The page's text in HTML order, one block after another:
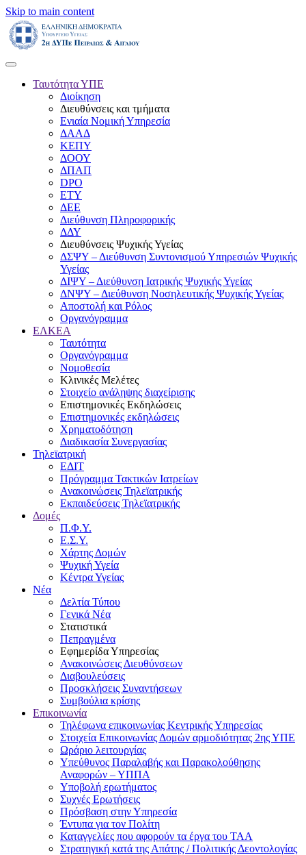
Skip to main content
Ταυτότητα ΥΠΕ
Διοίκηση
Διευθύνσεις και τμήματα
Ενιαία Νομική Υπηρεσία
ΔΑΑΔ
ΚΕΠΥ
ΔΟΟΥ
ΔΠΑΠ
DPO
ΕΤΥ
ΔΕΕ
Διεύθυνση Πληροφορικής
ΔΔΥ
Διευθύνσεις Ψυχικής Υγείας
ΔΣΨΥ – Διεύθυνση Συντονισμού Υπηρεσιών Ψυχικής
Υγείας
ΔΙΨΥ – Διεύθυνση Ιατρικής Ψυχικής Υγείας
ΔΝΨΥ – Διεύθυνση Νοσηλευτικής Ψυχικής Υγείας
Αποστολή και Ρόλος
Οργανόγραμμα
ΕΛΚΕΑ
Ταυτότητα
Οργανόγραμμα
Νομοθεσία
Κλινικές Μελέτες
Στοιχείο ανάληψης διαχείρισης
Επιστημονικές Εκδηλώσεις
Επιστημονικές εκδηλώσεις
Χρηματοδότηση
Διαδικασία Συνεργασίας
Τηλεϊατρική
ΕΔΙΤ
Πρόγραμμα Τακτικών Ιατρείων
Ανακοινώσεις Τηλεϊατρικής
Εκπαιδεύσεις Τηλεϊατρικής
Δομές
Π.Φ.Υ.
Ε.Σ.Υ.
Χάρτης Δομών
Ψυχική Υγεία
Κέντρα Υγείας
Νέα
Δελτία Τύπου
Γενικά Νέα
Στατιστικά
Πεπραγμένα
Εφημερίδα Υπηρεσίας
Ανακοινώσεις Διευθύνσεων
Διαβουλεύσεις
Προσκλήσεις Συναντήσεων
Συμβούλια κρίσης
Επικοινωνία
Τηλέφωνα επικοινωνίας Κεντρικής Υπηρεσίας
Στοιχεία Επικοινωνίας Δομών αρμοδιότητας 2ης ΥΠΕ
Ωράριο λειτουργίας
Υπεύθυνος Παραλαβής και Παρακολούθησης
Αναφορών – ΥΠΠΑ
Υποβολή ερωτήματος
Συχνές Ερωτήσεις
Πρόσβαση στην Υπηρεσία
Έντυπα για τον Πολίτη
Καταγγελίες που αφορούν τα έργα του ΤΑΑ
Στρατηγική κατά της Απάτης / Πολιτικής Δεοντολογίας